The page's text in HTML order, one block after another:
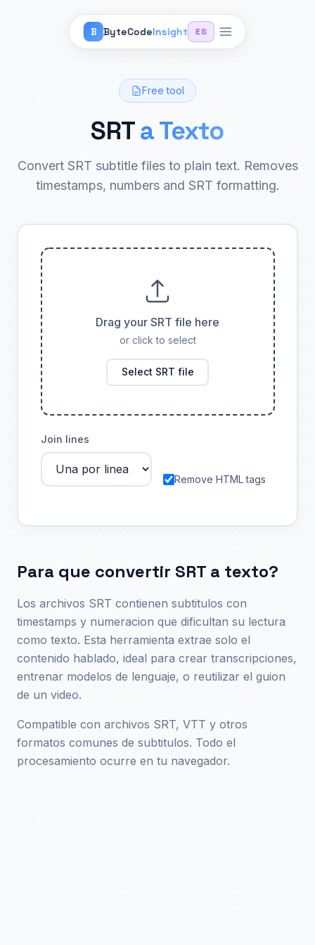
B ByteCodeInsight ES
Free tool
SRTa Texto
Convert SRT subtitle files to plain text. Removes
timestamps, numbers and SRT formatting.
Drag your SRT file here
or click to select
Select SRT file
Join lines
Remove HTML tags
Para que convertir SRT a texto?
Los archivos SRT contienen subtitulos con
timestamps y numeracion que dificultan su lectura
como texto. Esta herramienta extrae solo el
contenido hablado, ideal para crear transcripciones,
entrenar modelos de lenguaje, o reutilizar el guion
de un video.
Compatible con archivos SRT, VTT y otros
formatos comunes de subtitulos. Todo el
procesamiento ocurre en tu navegador.